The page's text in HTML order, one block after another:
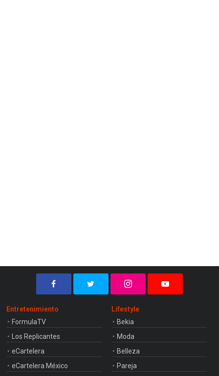
Entretenimiento
FormulaTV
Los Replicantes
eCartelera
eCartelera México
Lifestyle
Bekia
Moda
Belleza
Pareja